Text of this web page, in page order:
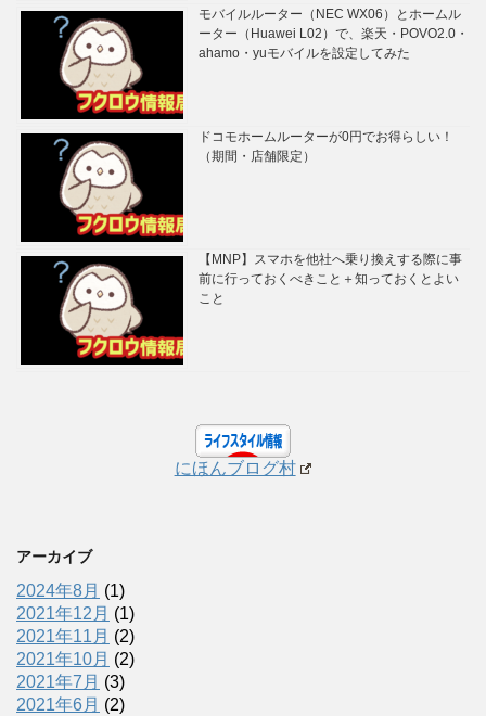
モバイルルーター（NEC WX06）とホームル
ーター（Huawei L02）で、楽天・POVO2.0・
ahamo・yuモバイルを設定してみた
ドコモホームルーターが0円でお得らしい！
（期間・店舗限定）
【MNP】スマホを他社へ乗り換えする際に事
前に行っておくべきこと＋知っておくとよい
こと
にほんブログ村
アーカイブ
2024年8月 (1)
2021年12月 (1)
2021年11月 (2)
2021年10月 (2)
2021年7月 (3)
2021年6月 (2)